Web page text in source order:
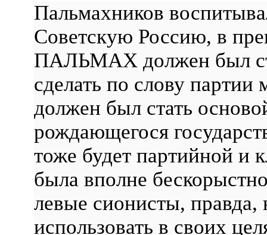
Пальмахников
Советскую Россию, в
ПАЛЬМАХ должен был
сделать по слову
должен был стать
рождающегося
тоже будет партийной
была вполне
левые сионисты, правда,
использовать в своих